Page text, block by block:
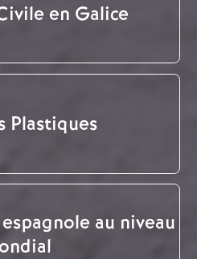
en Galice
Plastiques
au niveau